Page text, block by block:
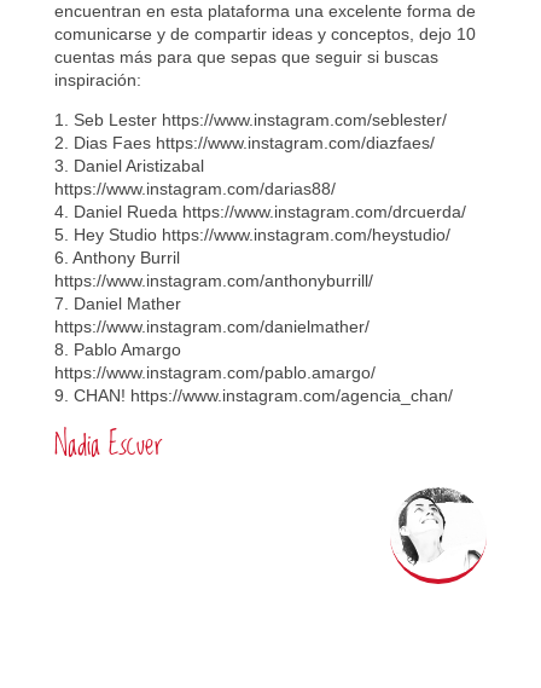
encuentran en esta plataforma una excelente forma de
comunicarse y de compartir ideas y conceptos, dejo 10
cuentas más para que sepas que seguir si buscas
inspiración:
1. Seb Lester https://www.instagram.com/seblester/
2. Dias Faes https://www.instagram.com/diazfaes/
3. Daniel Aristizabal
https://www.instagram.com/darias88/
4. Daniel Rueda https://www.instagram.com/drcuerda/
5. Hey Studio https://www.instagram.com/heystudio/
6. Anthony Burril
https://www.instagram.com/anthonyburrill/
7. Daniel Mather
https://www.instagram.com/danielmather/
8. Pablo Amargo
https://www.instagram.com/pablo.amargo/
9. CHAN! https://www.instagram.com/agencia_chan/
Nadia Escuer